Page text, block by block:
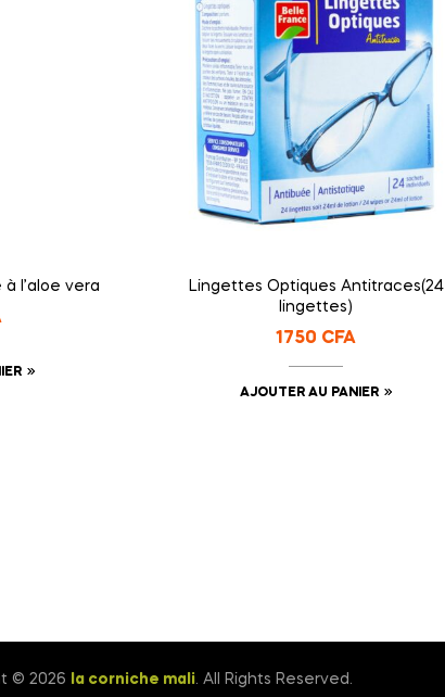
l’aloe vera
Lingettes Optiques Antitraces(24
lingettes)
1750 CFA
AJOUTER AU PANIER
© 2026 la corniche mali. All Rights Reserved.